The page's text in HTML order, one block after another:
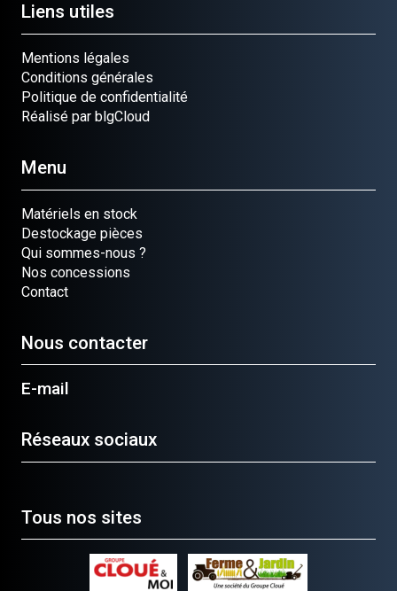
Liens utiles
Mentions légales
Conditions générales
Politique de confidentialité
Réalisé par blgCloud
Menu
Matériels en stock
Destockage pièces
Qui sommes-nous ?
Nos concessions
Contact
Nous contacter
E-mail
Réseaux sociaux
Tous nos sites